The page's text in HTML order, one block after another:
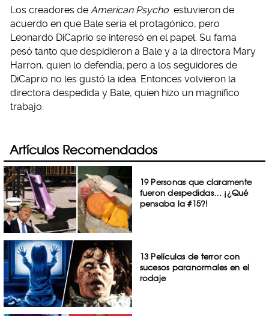
Los creadores de American Psycho estuvieron de
acuerdo en que Bale sería el protagónico, pero
Leonardo DiCaprio se interesó en el papel. Su fama
pesó tanto que despidieron a Bale y a la directora Mary
Harron, quien lo defendía; pero a los seguidores de
DiCaprio no les gustó la idea. Entonces volvieron la
directora despedida y Bale, quien hizo un magnífico
trabajo.
Artículos Recomendados
19 Personas que claramente
fueron despedidas… ¡¿Qué
pensaba la #15?!
13 Películas de terror con
sucesos paranormales en el
rodaje